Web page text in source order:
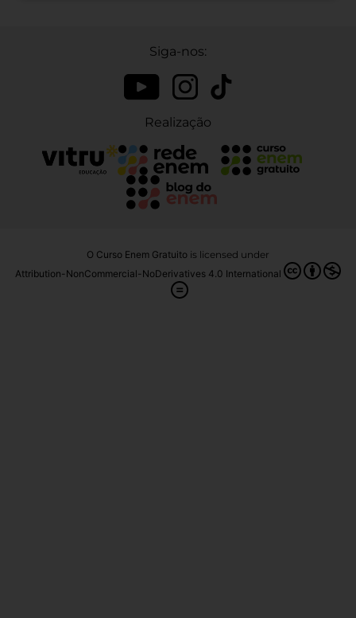
Siga-nos:
Realização
O Curso Enem Gratuito is licensed under
Attribution-NonCommercial-NoDerivatives 4.0 International